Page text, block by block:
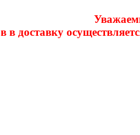
в доставку